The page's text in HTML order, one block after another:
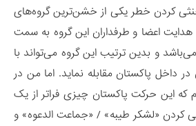
کردن خطر یکی از خشن‌ترین گروه‌های
اعضا و طرفداران این گروه به سمت
و بدین ترتیب این گروه می‌تواند با
داخل پاکستان مقابله نماید. اما من در
که این حرکت پاکستان چیزی فراتر از یک
کردن «لشکر طیبه» / «جماعت الدعوه» و